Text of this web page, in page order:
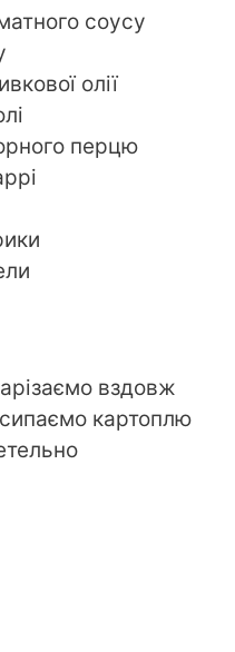
соусу
олії
перцю
вздовж
картоплю